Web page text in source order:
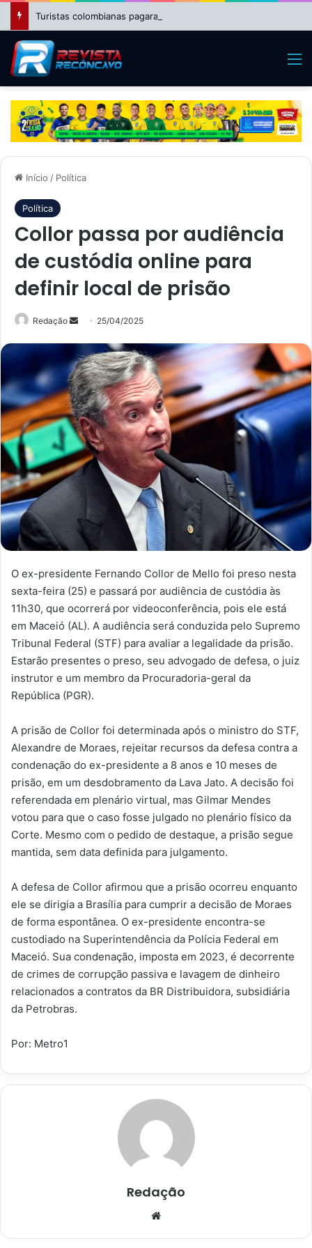
Início / Política
Política
Collor passa por audiência
de custódia online para
definir local de prisão
Redação
Mande
e-
mail
25/04/2025
O ex-presidente Fernando Collor de Mello foi preso nesta
sexta-feira (25) e passará por audiência de custódia às
11h30, que ocorrerá por videoconferência, pois ele está
em Maceió (AL). A audiência será conduzida pelo Supremo
Tribunal Federal (STF) para avaliar a legalidade da prisão.
Estarão presentes o preso, seu advogado de defesa, o juiz
instrutor e um membro da Procuradoria-geral da
República (PGR).
A prisão de Collor foi determinada após o ministro do STF,
Alexandre de Moraes, rejeitar recursos da defesa contra a
condenação do ex-presidente a 8 anos e 10 meses de
prisão, em um desdobramento da Lava Jato. A decisão foi
referendada em plenário virtual, mas Gilmar Mendes
votou para que o caso fosse julgado no plenário físico da
Corte. Mesmo com o pedido de destaque, a prisão segue
mantida, sem data definida para julgamento.
A defesa de Collor afirmou que a prisão ocorreu enquanto
ele se dirigia a Brasília para cumprir a decisão de Moraes
de forma espontânea. O ex-presidente encontra-se
custodiado na Superintendência da Polícia Federal em
Maceió. Sua condenação, imposta em 2023, é decorrente
de crimes de corrupção passiva e lavagem de dinheiro
relacionados a contratos da BR Distribuidora, subsidiária
da Petrobras.
Por: Metro1
Redação